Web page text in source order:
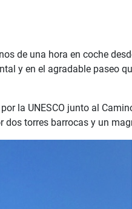
de una hora en coche
y en el agradable paseo
la UNESCO junto al
torres barrocas y un